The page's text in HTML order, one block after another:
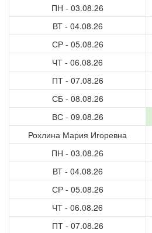
ПН - 03.08.26
ВТ - 04.08.26
СР - 05.08.26
ЧТ - 06.08.26
ПТ - 07.08.26
СБ - 08.08.26
ВС - 09.08.26
Рохлина Мария Игоревна
ПН - 03.08.26
ВТ - 04.08.26
СР - 05.08.26
ЧТ - 06.08.26
ПТ - 07.08.26